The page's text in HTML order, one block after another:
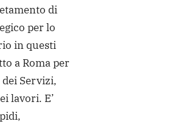
di
per lo
in questi
a Roma per
Servizi,
lavori. E’